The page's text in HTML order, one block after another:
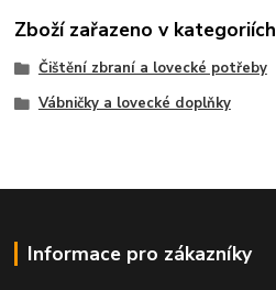
Zboží zařazeno v kategoriích
Čištění zbraní a lovecké potřeby
Vábničky a lovecké doplňky
Informace pro zákazníky